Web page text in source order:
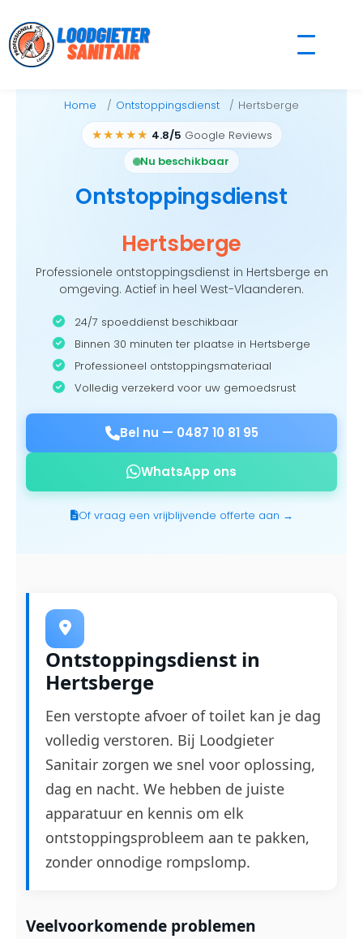
to
content
Home Ontstoppingsdienst Hertsberge
★★★★★ 4.8/5 Google Reviews
Nu beschikbaar
Ontstoppingsdienst
Hertsberge
Professionele ontstoppingsdienst in Hertsberge en
omgeving. Actief in heel West-Vlaanderen.
24/7 spoeddienst beschikbaar
Binnen 30 minuten ter plaatse in Hertsberge
Professioneel ontstoppingsmateriaal
Volledig verzekerd voor uw gemoedsrust
Bel nu — 0487 10 81 95
WhatsApp ons
Of vraag een vrijblijvende offerte aan →
Ontstoppingsdienst in
Hertsberge
Een verstopte afvoer of toilet kan je dag
volledig verstoren. Bij Loodgieter
Sanitair zorgen we snel voor oplossing,
dag en nacht. We hebben de juiste
apparatuur en kennis om elk
ontstoppingsprobleem aan te pakken,
zonder onnodige rompslomp.
Veelvoorkomende problemen